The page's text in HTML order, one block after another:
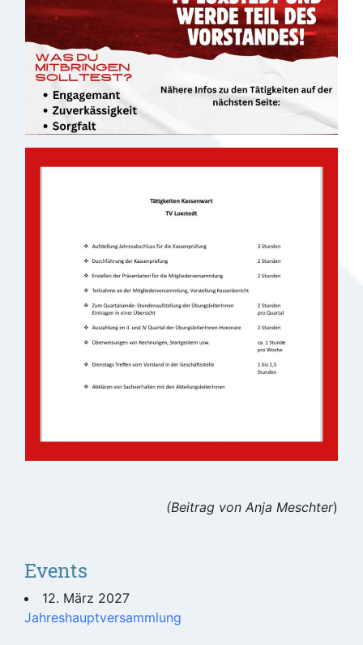
(Beitrag von Anja Meschter)
Events
12. März 2027
Jahreshauptversammlung